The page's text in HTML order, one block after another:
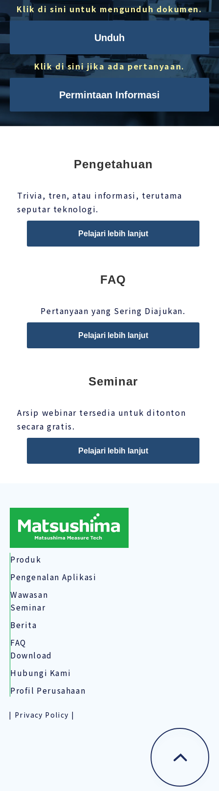
Klik di sini untuk mengunduh dokumen.
Unduh
Klik di sini jika ada pertanyaan.
Permintaan Informasi
Pengetahuan
Trivia, tren, atau informasi, terutama
seputar teknologi.
Pelajari lebih lanjut
FAQ
Pertanyaan yang Sering Diajukan.
Pelajari lebih lanjut
Seminar
Arsip webinar tersedia untuk ditonton
secara gratis.
Pelajari lebih lanjut
Produk
Pengenalan Aplikasi
Wawasan
Seminar
Berita
FAQ
Download
Hubungi Kami
Profil Perusahaan
Privacy Policy